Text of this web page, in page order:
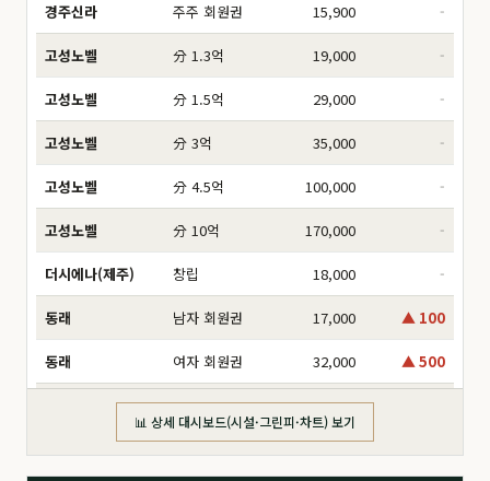
경주신라 주주 회원권 15,900 -
고성노벨 分 1.3억 19,000 -
고성노벨 分 1.5억 29,000 -
고성노벨 分 3억 35,000 -
고성노벨 分 4.5억 100,000 -
고성노벨 分 10억 170,000 -
더시에나(제주) 창립 18,000 -
동래 남자 회원권 17,000 ▲ 100
동래 여자 회원권 32,000 ▲ 500
分 6,000만 16,000
分 8,000만 17,500
📊 상세 대시보드(시설·그린피·차트) 보기